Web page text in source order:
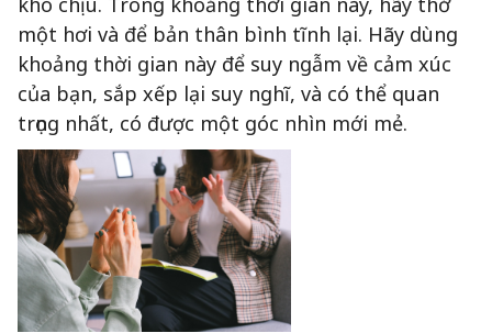
một hơi và để bản thân bình tĩnh lại. Hãy dùng
khoảng thời gian này để suy ngẫm về cảm xúc
của bạn, sắp xếp lại suy nghĩ, và có thể quan
trọng nhất, có được một góc nhìn mới mẻ.